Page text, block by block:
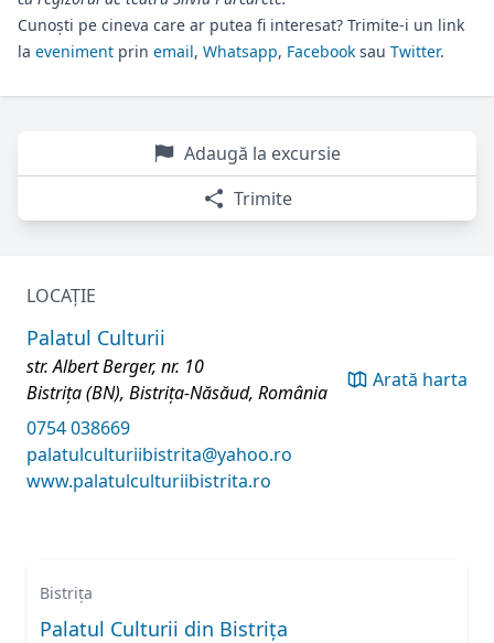
Cunoști pe cineva care ar putea fi interesat? Trimite-i un link
la eveniment prin email, Whatsapp, Facebook sau Twitter.
Adaugă la excursie
Trimite
LOCAȚIE
Palatul Culturii
str. Albert Berger, nr. 10
Bistrița (BN), Bistrița-Năsăud, România
Arată harta
0754 038669
palatulculturiibistrita@yahoo.ro
www.palatulculturiibistrita.ro
Bistrița
Palatul Culturii din Bistrița